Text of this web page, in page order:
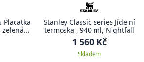
Placatka
zelená
Stanley Classic series Jídelní
termoska , 940 ml, Nightfall
1 560 Kč
Skladem